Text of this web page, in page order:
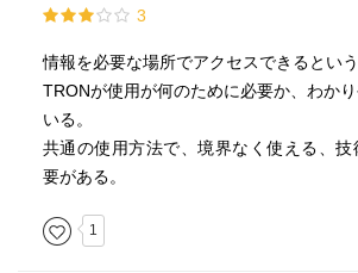
3
情報を必要な場所でアクセスできるとい
TRONが使用が何のために必要か、わか
いる。
共通の使用方法で、境界なく使える、
要がある。
1